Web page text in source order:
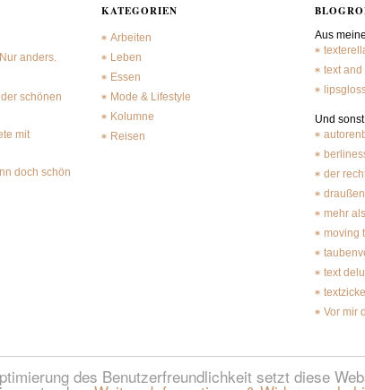
des Benutzerfreundlichkeit setzt diese
anders.
schönen
mit
doch schön
KATEGORIEN
Arbeiten
Leben
Essen
Mode & Lifestyle
Kolumne
Reisen
Aus
text and
Und
der
mehr
moving
text
textzicke
Vor mir